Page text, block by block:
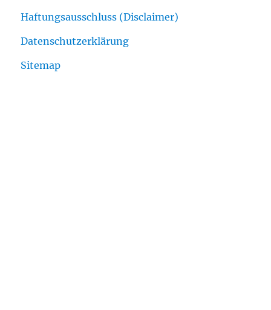
Haftungsausschluss (Disclaimer)
Datenschutzerklärung
Sitemap